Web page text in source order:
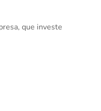
que investe